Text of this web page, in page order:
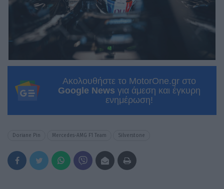
Ακολουθήστε το MotorOne.gr στο
Google News για άμεση και έγκυρη
ενημέρωση!
Doriane Pin Mercedes-AMG F1 Team Silverstone